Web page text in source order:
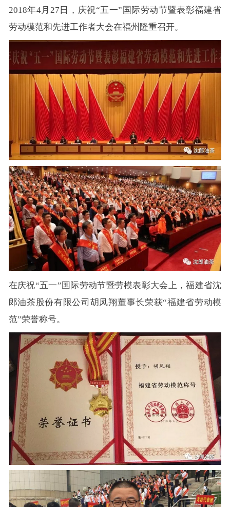
2018年4月27日，庆祝“五一”国际劳动节暨表彰福建省
劳动模范和先进工作者大会在福州隆重召开。
在庆祝“五一”国际劳动节暨劳模表彰大会上，福建省沈
郎油茶股份有限公司胡凤翔董事长荣获“福建省劳动模
范”荣誉称号。